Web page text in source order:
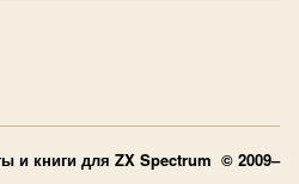
и книги для ZX Spectrum © 2009–